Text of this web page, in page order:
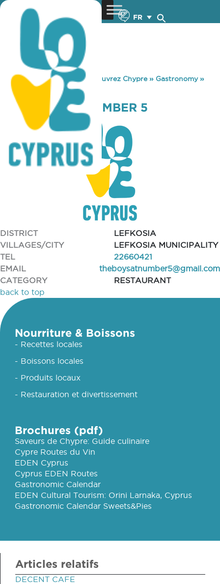
FR
You are here: Home »Découvrez Chypre» Gastronomy»
THE BOYS AT NUMBER 5
THE BOYS AT NUMBER 5
DISTRICT
LEFKOSIA
VILLAGES/CITY
LEFKOSIA MUNICIPALITY
TEL
22660421
EMAIL
theboysatnumber5@gmail.com
CATEGORY
RESTAURANT
back to top
Nourriture & Boissons
- Recettes locales
- Boissons locales
- Produits locaux
- Restauration et divertissement
Brochures (pdf)
Saveurs de Chypre: Guide culinaire
Cypre Routes du Vin
EDEN Cyprus
Cyprus EDEN Routes
Gastronomic Calendar
EDEN Cultural Tourism: Orini Larnaka, Cyprus
Gastronomic Calendar Sweets&Pies
Articles relatifs
DECENT CAFE